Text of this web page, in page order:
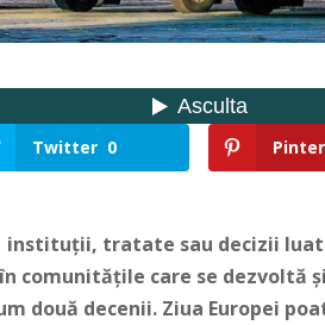
Twitter 0
instituții, tratate sau decizii
comunitățile care se dezvoltă
două decenii. Ziua Europei